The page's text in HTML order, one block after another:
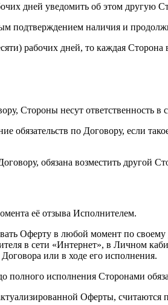
дней уведомить об этом другую
подтверждением наличия и
рабочих дней, то каждая Сторона
Стороны несут ответственность
обязательств по Договору, если
обязана возместить другой
её отзыва Исполнителем.
Оферту в любой момент по
в сети «Интернет», в Личном
или в ходе его исполнения.
полного исполнения Сторонами
Оферты, считаются